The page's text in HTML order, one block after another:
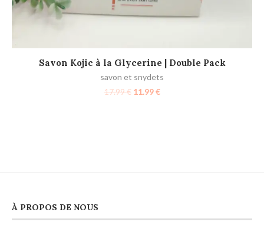
AJOUTER AU PANIER
Savon Kojic à la Glycerine | Double Pack
savon et snydets
17.99€ 11.99€
À PROPOS DE NOUS